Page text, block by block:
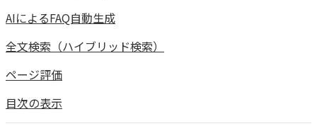
AIによるFAQ自動生成
全文検索（ハイブリッド検索）
ページ評価
目次の表示